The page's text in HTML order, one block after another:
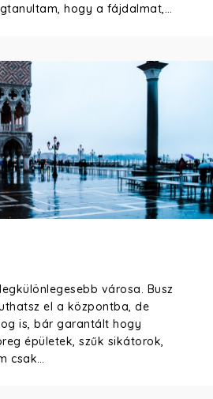
hogy a fájdalmat,…
városa. Busz
el a központba, de
is, bár garantált hogy
épületek, szűk sikátorok,
csak…